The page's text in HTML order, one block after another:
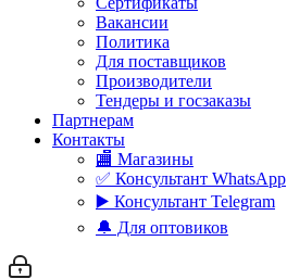
Вакансии
Политика
Для поставщиков
Производители
Тендеры и госзаказы
Партнерам
Контакты
🏬 Магазины
✅️ Консультант WhatsApp
▶️ Консультант Telegram
🔔 Для оптовиков